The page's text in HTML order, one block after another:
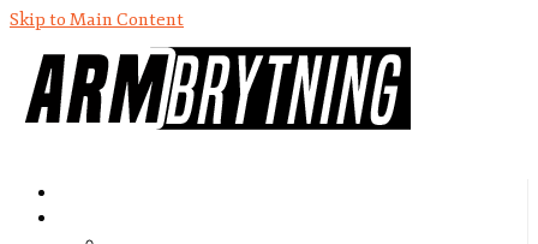
Skip to Main Content